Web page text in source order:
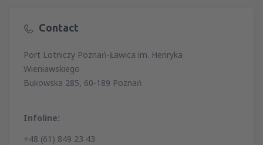
Contact
Port Lotniczy Poznań-Ławica im. Henryka
Wieniawskiego
Bukowska 285, 60-189 Poznań
Infoline:
+48 (61) 849 23 43